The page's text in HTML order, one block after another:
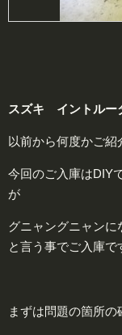
スズキ イントルー
以前から何度かご紹
今回のご入庫はDIY
が
グニャングニャンに
と言う事でご入庫で
まずは問題の箇所の